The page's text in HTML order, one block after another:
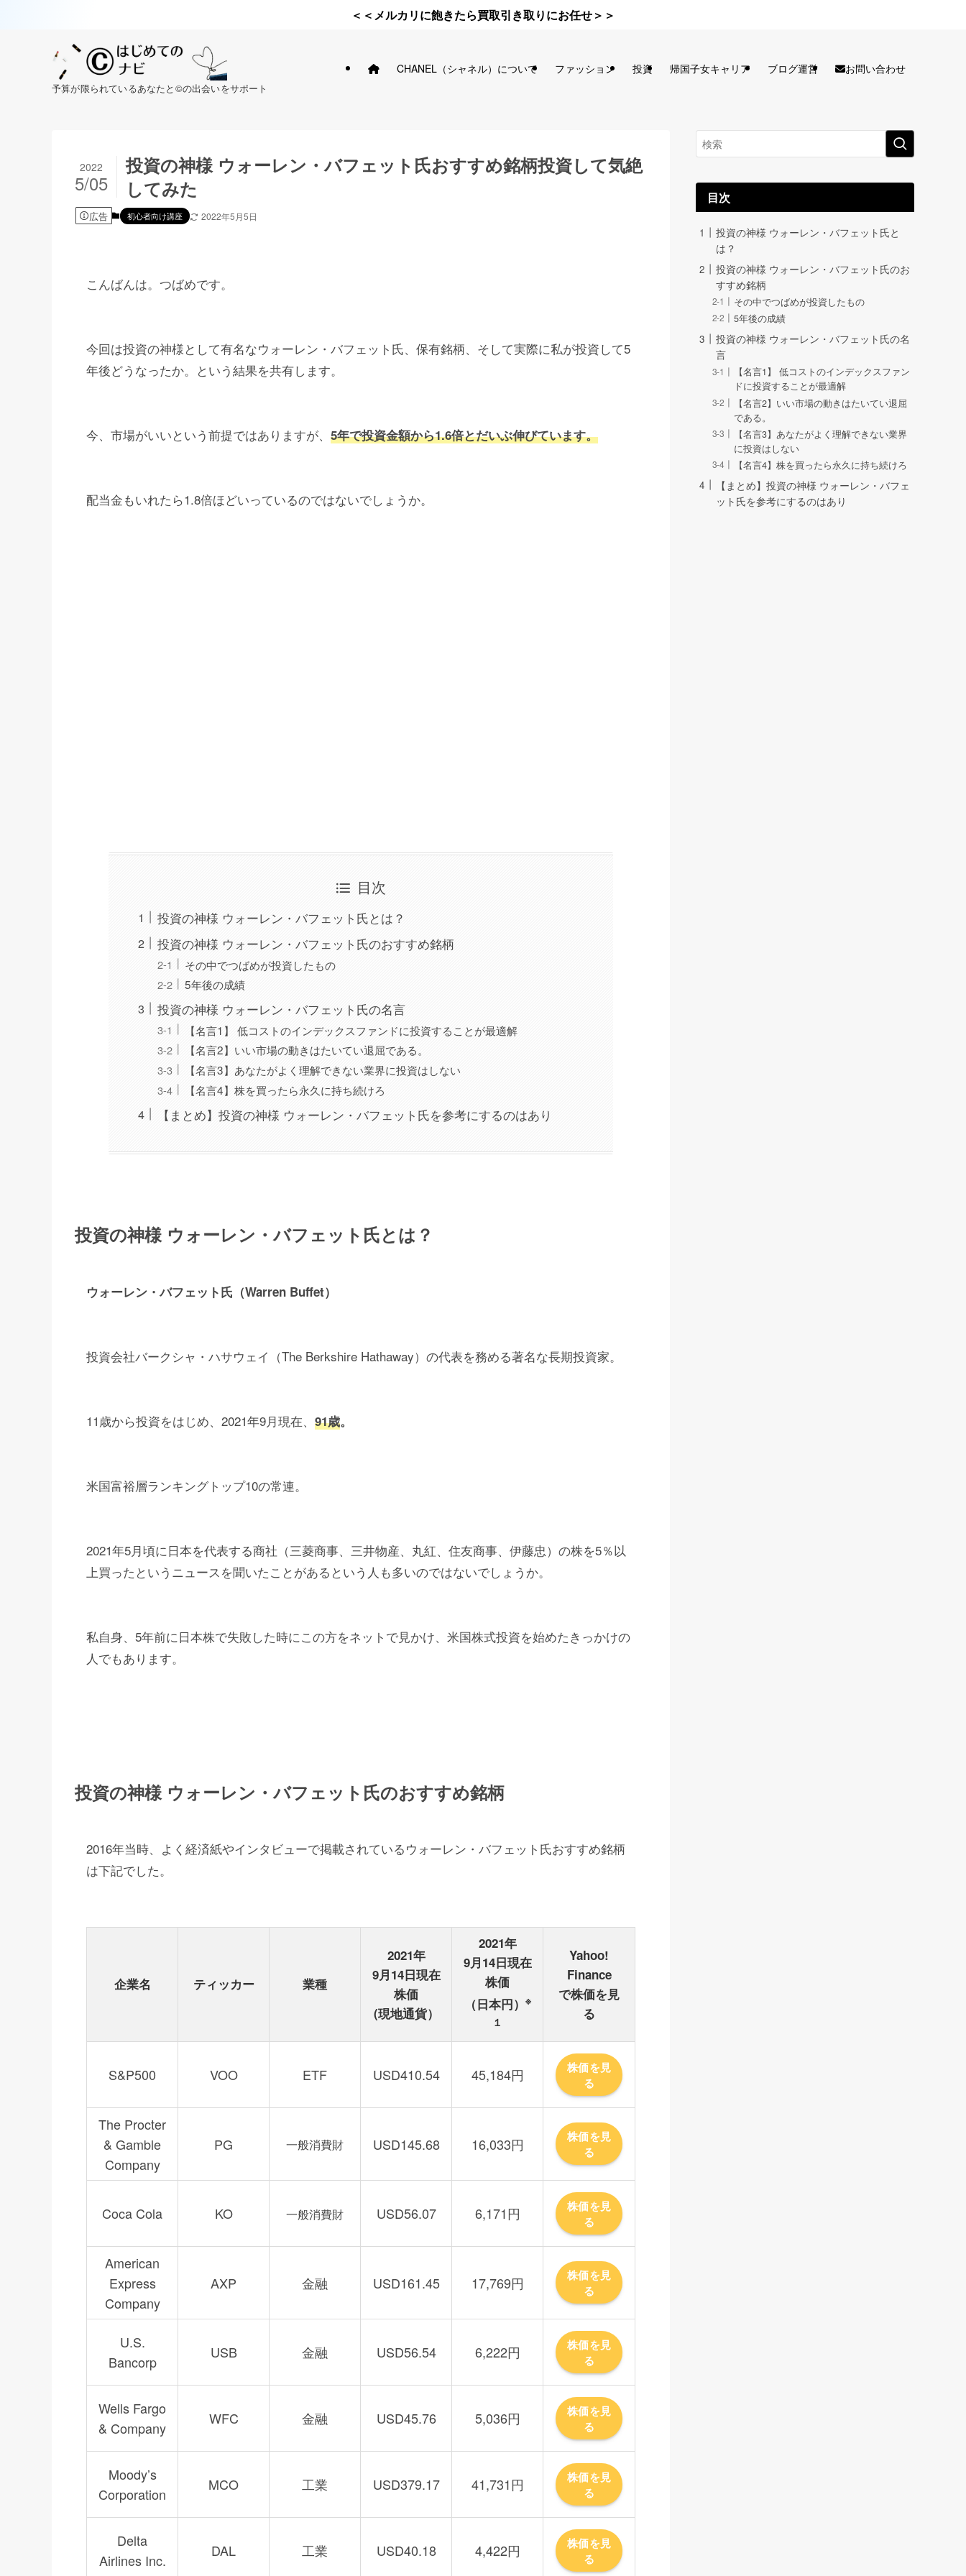
＜＜メルカリに飽きたら買取引き取りにお任せ＞＞
予算が限られているあなたと©の出会いをサポート
CHANEL（シャネル）について ファッション 投資 帰国子女キャリア ブログ運営 お問い合わせ
投資の神様 ウォーレン・バフェット氏おすすめ銘柄投資して気絶
してみた
2022
5/05
広告 初心者向け講座 2022年5月5日
こんばんは。つばめです。
今回は投資の神様として有名なウォーレン・バフェット氏、保有銘柄、そして実際に私が投資して5
年後どうなったか。という結果を共有します。
今、市場がいいという前提ではありますが、 5年で投資金額から1.6倍とだいぶ伸びています。
配当金もいれたら1.8倍ほどいっているのではないでしょうか。
目次
投資の神様 ウォーレン・バフェット氏とは？
投資の神様 ウォーレン・バフェット氏のおすすめ銘柄
その中でつばめが投資したもの
5年後の成績
投資の神様 ウォーレン・バフェット氏の名言
【名言1】 低コストのインデックスファンドに投資することが最適解
【名言2】いい市場の動きはたいてい退屈である。
【名言3】あなたがよく理解できない業界に投資はしない
【名言4】株を買ったら永久に持ち続けろ
【まとめ】投資の神様 ウォーレン・バフェット氏を参考にするのはあり
投資の神様 ウォーレン・バフェット氏とは？
ウォーレン・バフェット氏（Warren Buffet）
投資会社バークシャ・ハサウェイ（The Berkshire Hathaway）の代表を務める著名な長期投資家。
11歳から投資をはじめ、2021年9月現在、 91歳。
米国富裕層ランキングトップ10の常連。
2021年5月頃に日本を代表する商社（三菱商事、三井物産、丸紅、住友商事、伊藤忠）の株を5％以
上買ったというニュースを聞いたことがあるという人も多いのではないでしょうか。
私自身、5年前に日本株で失敗した時にこの方をネットで見かけ、米国株式投資を始めたきっかけの
人でもあります。
投資の神様 ウォーレン・バフェット氏のおすすめ銘柄
2016年当時、よく経済紙やインタビューで掲載されているウォーレン・バフェット氏おすすめ銘柄
は下記でした。
企業名 ティッカー 業種
2021年
9月14日現在
株価
(現地通貨）
2021年
9月14日現在
株価
（日本円） ※
１
Yahoo!
Finance
で株価を見
る
S&P500 VOO ETF USD410.54 45,184円
株価を見
る
The Procter
& Gamble
Company
PG 一般消費財 USD145.68 16,033円
株価を見
る
Coca Cola KO 一般消費財 USD56.07 6,171円
株価を見
る
American
Express
Company
AXP 金融 USD161.45 17,769円
株価を見
る
U.S.
Bancorp
USB 金融 USD56.54 6,222円
株価を見
る
Wells Fargo
& Company
WFC 金融 USD45.76 5,036円
株価を見
る
Moody’s
Corporation
MCO 工業 USD379.17 41,731円
株価を見
る
Delta
Airlines Inc.
DAL 工業 USD40.18 4,422円
株価を見
る
目次
投資の神様 ウォーレン・バフェット氏と
は？
投資の神様 ウォーレン・バフェット氏のお
すすめ銘柄
その中でつばめが投資したもの
5年後の成績
投資の神様 ウォーレン・バフェット氏の名
言
【名言1】 低コストのインデックスファン
ドに投資することが最適解
【名言2】いい市場の動きはたいてい退屈
である。
【名言3】あなたがよく理解できない業界
に投資はしない
【名言4】株を買ったら永久に持ち続けろ
【まとめ】投資の神様 ウォーレン・バフェ
ット氏を参考にするのはあり